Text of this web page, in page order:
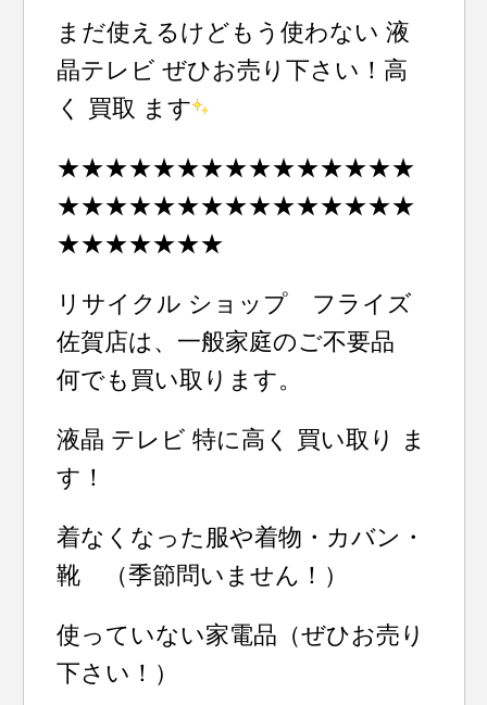
まだ使えるけどもう使わない 液
晶テレビ ぜひお売り下さい！高
く 買取 ます
★★★★★★★★★★★★★★★
★★★★★★★★★★★★★★★
★★★★★★★
リサイクル ショップ フライズ
佐賀店は、一般家庭のご不要品
何でも買い取ります。
液晶 テレビ 特に高く 買い取り ま
す！
着なくなった服や着物・カバン・
靴 （季節問いません！）
使っていない家電品（ぜひお売り
下さい！）